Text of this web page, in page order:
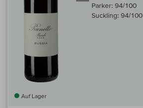
Parker: 94/100
Suckling: 94/100
Auf Lager